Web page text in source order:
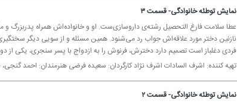
نمایش توطئه خانوادگی- قسمت ۳
عطا سلامت فارغ التحصیل رشته‌ی داروسازی‌ست. او و خانواده‌اش همراه پدربزرگ و
نازنین دختر مورد علاقه‌اش جواب رد می‌شنود. همین مسئله و از سویی دیگر
فردی دغلباز است تصمیم دارد دخترش، فرنوش را به ازدواج با پسر سنجری، یكی
تهیه كننده: اشرف السادات اشرف نژاد كارگردان: سعیده فرضی هنرمندان: احمد
نمایش توطئه خانوادگی- قسمت ۲